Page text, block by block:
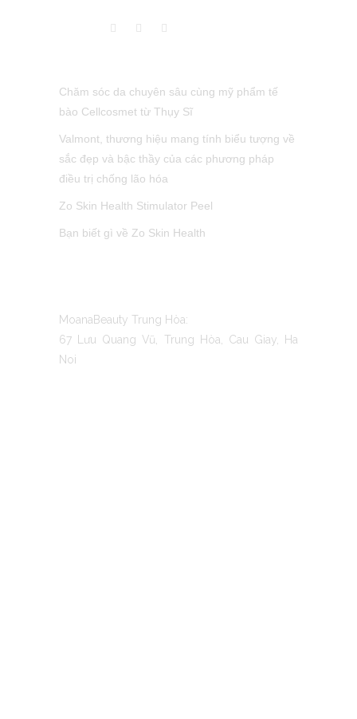
Chăm sóc da chuyên sâu cùng mỹ phẩm tế
bào Cellcosmet từ Thụy Sĩ
Valmont, thương hiệu mang tính biểu tượng về
sắc đẹp và bậc thầy của các phương pháp
điều trị chống lão hóa
Zo Skin Health Stimulator Peel
Bạn biết gì về Zo Skin Health
MoanaBeauty Trung Hòa:
67 Lưu Quang Vũ, Trung Hòa, Cau Giay, Ha
Noi